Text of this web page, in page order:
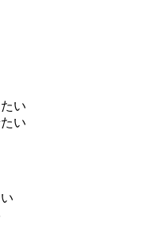
い
い